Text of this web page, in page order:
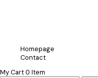
Homepage
Contact
My Cart0 Item